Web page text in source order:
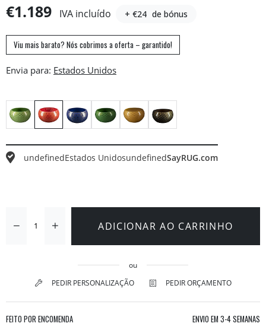
€1.189 IVA incluído + €24 de bónus
Viu mais barato? Nós cobrimos a oferta – garantido!
Envia para:
undefinedEstados UnidosundefinedSayRUG.com
ADICIONAR AO CARRINHO
ou
PEDIR PERSONALIZAÇÃO
PEDIR ORÇAMENTO
FEITO POR ENCOMENDA ENVIO EM 3-4 SEMANAS